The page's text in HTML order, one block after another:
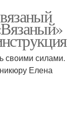
своими силами.
Елена